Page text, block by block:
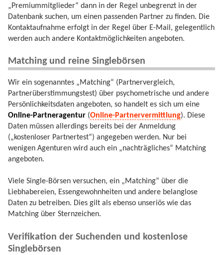
„Premiummitglieder“ dann in der Regel unbegrenzt in der
Datenbank suchen, um einen passenden Partner zu finden. Die
Kontaktaufnahme erfolgt in der Regel über E-Mail, gelegentlich
werden auch andere Kontaktmöglichkeiten angeboten.
Matching und reine Singlebörsen
Wir ein sogenanntes „Matching“ (Partnervergleich,
Partnerüberstimmungstest) über psychometrische und andere
Persönlichkeitsdaten angeboten, so handelt es sich um eine
Online-Partneragentur (Online-Partnervermittlung). Diese
Daten müssen allerdings bereits bei der Anmeldung
(„kostenloser Partnertest“) angegeben werden. Nur bei
wenigen Agenturen wird auch ein „nachträgliches“ Matching
angeboten.
Viele Single-Börsen versuchen, ein „Matching“ über die
Liebhabereien, Essengewohnheiten und andere belanglose
Daten zu betreiben. Dies gilt als ebenso unseriös wie das
Matching über Sternzeichen.
Verifikation der Suchenden und kostenlose
Singlebörsen